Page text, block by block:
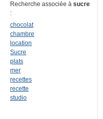
Recherche associée à sucre
:
chocolat
chambre
location
Sucre
plats
mer
recettes
recette
studio